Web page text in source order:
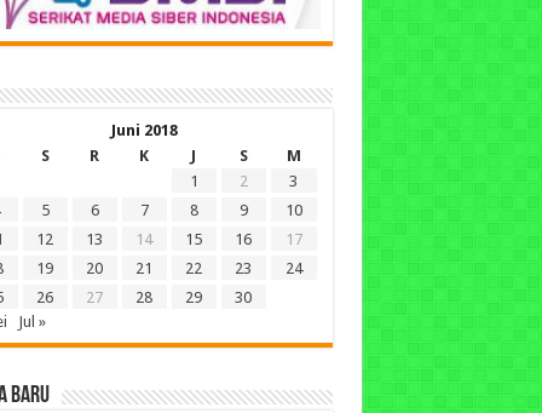
Juni 2018
S R K J S
M
1
2
3
5 6 7 8 9
10
12 13 14 15 16
17
19 20 21 22 23
24
26 27 28 29
30
Jul »
BARU